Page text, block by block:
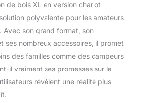
de bois XL en version chariot
polyvalente pour les amateurs
Avec son grand format, son
ses nombreux accessoires, il promet
des familles comme des campeurs
il vraiment ses promesses sur la
révèlent une réalité plus